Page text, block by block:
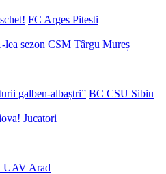
FC Arges Pitesti
lea sezon CSM Târgu Mureș
galben-albaștri” BC CSU Sibiu
Jucatori
UAV Arad